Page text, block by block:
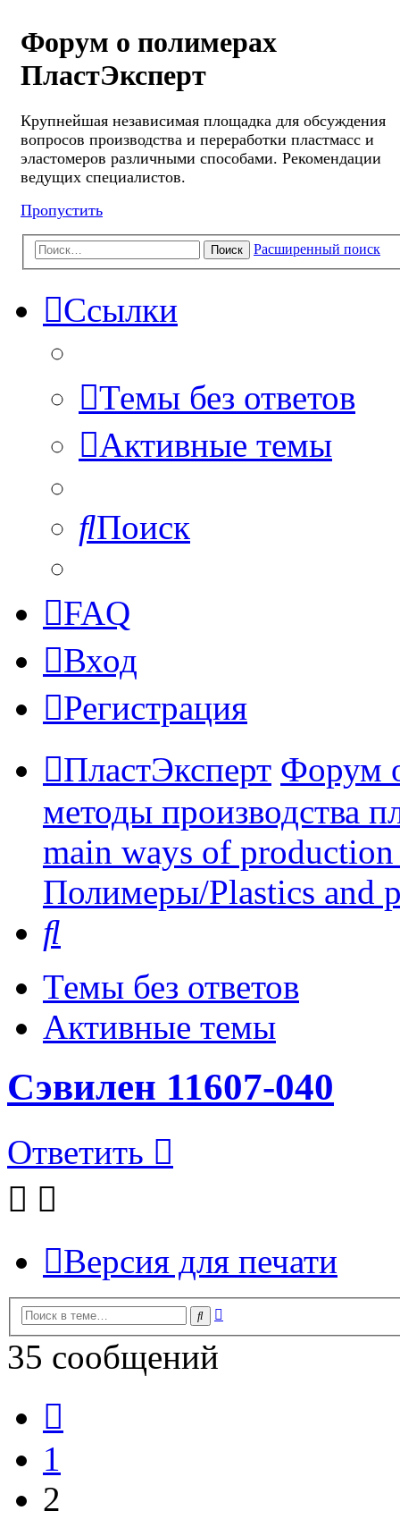
Форум о полимерах
ПластЭксперт
Крупнейшая независимая площадка для обсуждения
вопросов производства и переработки пластмасс и
эластомеров различными способами. Рекомендации
ведущих специалистов.
Пропустить
Поиск Расширенный поиск
Ссылки
Темы без ответов
Активные темы
Поиск
FAQ
Вход
Регистрация
ПластЭксперт Форум
методы производства
main ways of
Полимеры/Plastics and
Темы без ответов
Активные темы
Сэвилен 11607-040
Ответить
Версия для печати
Поиск
35 сообщений
1
2